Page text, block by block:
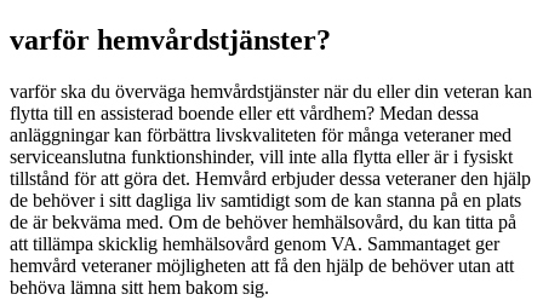
varför hemvårdstjänster?
varför ska du överväga hemvårdstjänster när du eller din veteran kan
flytta till en assisterad boende eller ett vårdhem? Medan dessa
anläggningar kan förbättra livskvaliteten för många veteraner med
serviceanslutna funktionshinder, vill inte alla flytta eller är i fysiskt
tillstånd för att göra det. Hemvård erbjuder dessa veteraner den hjälp
de behöver i sitt dagliga liv samtidigt som de kan stanna på en plats
de är bekväma med. Om de behöver hemhälsovård, du kan titta på
att tillämpa skicklig hemhälsovård genom VA. Sammantaget ger
hemvård veteraner möjligheten att få den hjälp de behöver utan att
behöva lämna sitt hem bakom sig.